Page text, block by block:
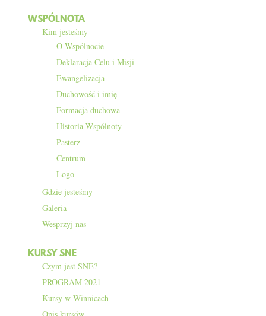
WSPÓLNOTA
Kim jesteśmy
O Wspólnocie
Deklaracja Celu i Misji
Ewangelizacja
Duchowość i imię
Formacja duchowa
Historia Wspólnoty
Pasterz
Centrum
Logo
Gdzie jesteśmy
Galeria
Wesprzyj nas
KURSY SNE
Czym jest SNE?
PROGRAM 2021
Kursy w Winnicach